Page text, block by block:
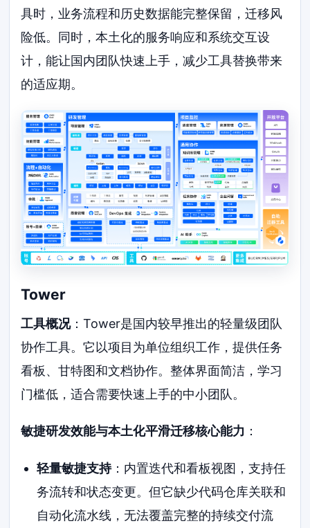
具时，业务流程和历史数据能完整保留，迁移风
险低。同时，本土化的服务响应和系统交互设
计，能让国内团队快速上手，减少工具替换带来
的适应期。
Tower
工具概况：Tower是国内较早推出的轻量级团队
协作工具。它以项目为单位组织工作，提供任务
看板、甘特图和文档协作。整体界面简洁，学习
门槛低，适合需要快速上手的中小团队。
敏捷研发效能与本土化平滑迁移核心能力 ：
轻量敏捷支持：内置迭代和看板视图，支持任
务流转和状态变更。但它缺少代码仓库关联和
自动化流水线，无法覆盖完整的持续交付流